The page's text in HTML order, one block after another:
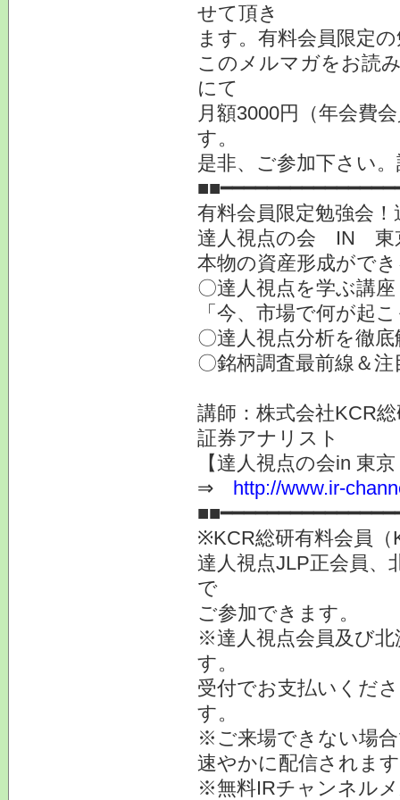
せて頂き
ます。有料会員限定
このメルマガをお読
にて
月額3000円（年会費
す。
是非、ご参加下さい
有料会員限定勉強会
達人視点の会 IN 東
本物の資産形成がで
〇達人視点を学ぶ講
「今、市場で何が起
〇達人視点分析を徹底
〇銘柄調査最前線＆
講師：株式会社KCR
証券アナリス
【達人視点の会in 東
⇒ http://www.ir-
※KCR総研有料会員（
達人視点JLP正会員、
で
ご参加できます。
※達人視点会員及び
す。
受付でお支払いくだ
す。
※ご来場できない場
速やかに配信されま
※無料IRチャンネル